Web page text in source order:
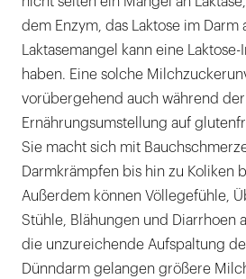
dem Enzym, das Laktose im Darm
Laktasemangel kann eine
haben. Eine solche
vorübergehend auch während der
Ernährungsumstellung auf
Sie macht sich mit
Darmkrämpfen bis hin zu Koliken
Außerdem können Völlegefühle,
Stühle, Blähungen und Diarrhoen
die unzureichende Aufspaltung
Dünndarm gelangen größere